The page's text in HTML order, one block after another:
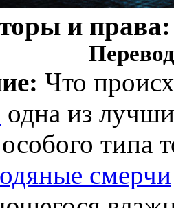
и
Что
одна из
типа
смерчи